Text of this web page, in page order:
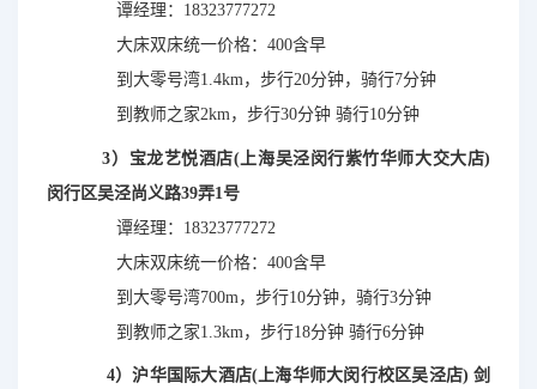
谭经理： 18323777272
大床双床统一价格：400含早
到大零号湾1.4km，步行20分钟，骑行7分钟
到教师之家2km，步行30分钟 骑行10分钟
3）宝龙艺悦酒店(上海吴泾闵行紫竹华师大交大店)
闵行区吴泾尚义路39弄1号
谭经理： 18323777272
大床双床统一价格：400含早
到大零号湾700m，步行10分钟，骑行3分钟
到教师之家1.3km，步行18分钟 骑行6分钟
4）沪华国际大酒店(上海华师大闵行校区吴泾店) 剑